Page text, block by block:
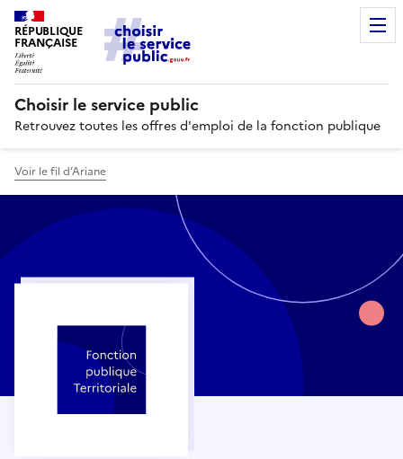
RÉPUBLIQUE
FRANÇAISE
Choisir le service public
Retrouvez toutes les offres d'emploi de la fonction publique
Voir le fil d’Ariane